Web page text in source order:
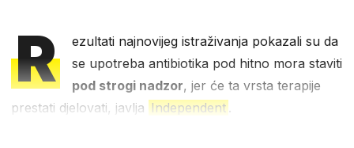
R
ezultati najnovijeg istraživanja pokazali su da
se upotreba antibiotika pod hitno mora staviti
pod strogi nadzor, jer će ta vrsta terapije
prestati djelovati, javlja Independent .